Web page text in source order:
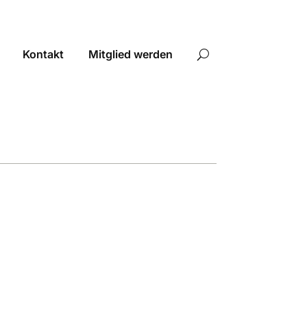
Kontakt Mitglied werden